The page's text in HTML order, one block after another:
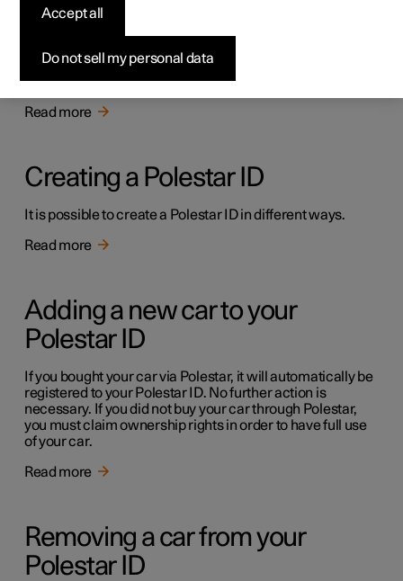
Polestar ID
Polestar ID is a personal ID that gives access to various
services via a single username and password.
Read more
Creating a Polestar ID
It is possible to create a Polestar ID in different ways.
Read more
Adding a new car to your
Polestar ID
If you bought your car via Polestar, it will automatically be
registered to your Polestar ID. No further action is
necessary. If you did not buy your car through Polestar,
you must claim ownership rights in order to have full use
of your car.
Read more
Removing a car from your
Polestar ID
Do not sell my personal data
Accept all